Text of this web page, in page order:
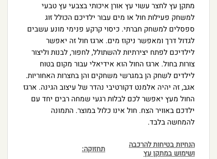
מתקן עץ לחצר עשוי עץ אורן איכותי בצבעי עץ טבעי
למשחק פעילות חול או מים עבור ילדיכם הכולל זוג
ספסלים למשחק חברתי. כיסוי קרקע פנימי מונע עשבים
לגדול דרך ומאפשר ניקוז מים. ארגז חול זה יאפשר
לילדיכם לפתח יצירתיות להשתולל, לחפור, לבנות וליצור
צורות בחול. ארגז החול הוא אידיאלי עבור מקום בטוח
לילדים לשחק הן במגרשי משחקים והן בחצרות האחוריות.
אגב, זה יהיה אלמנט דקורטיבי נהדר של עיצוב הגינה. ארגז
החול מעץ יאפשר לכם לבלות רגעי שמחה רבים יחד עם
ילדכם באוויר הצח. חול אינו כלול במוצר. התמונה
להמחשה בלבד.
הנחיות בטיחות להרכבה
ושימוש במתקן עץ
תחזוקה: